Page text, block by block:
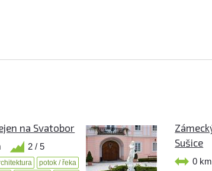
na Svatobor
2 / 5
potok / řeka
Sušice
0 km